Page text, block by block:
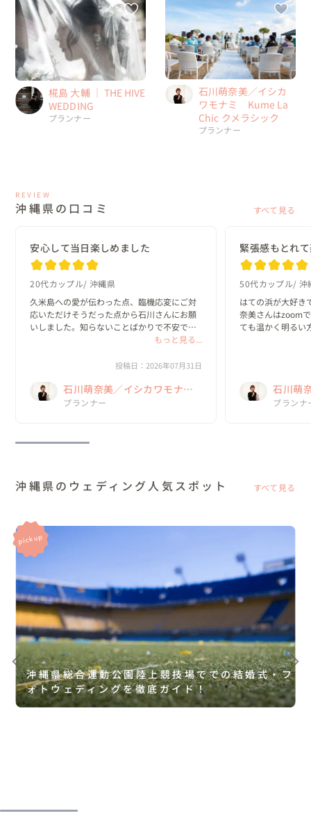
椛島 大輔 ｜ THE HIVE
WEDDING
プランナー
石川萌奈美／イシカ
ワモナミ Kume La
Chic クメラシック
プランナー
REVIEW
沖縄県の口コミ すべて見る
安心して当日楽しめました
20代カップル 沖縄県
久米島への愛が伝わった点、臨機応変にご対
応いただけそうだった点から石川さんにお願
いしました。知らないことばかりで不安でし
たが、丁寧に回答してくださり安心して当日
すが、なんとかお天気にも恵まれて素敵な思
もっと見る...
投稿日：2026年07月31日
石川萌奈美／イシカワモナ
ミ Kume La Chic クメラシッ
プランナー
緊張感もとれ
50代カップル 沖
はての浜が大好き
奈美さんはzoom
ても温かく明るい
石川萌
ミ
プランナ
沖縄県のウェディング人気スポット すべて見る
沖縄県総合運動公園陸上競技場ででの結婚式・フ
ォトウェディングを徹底ガイド！